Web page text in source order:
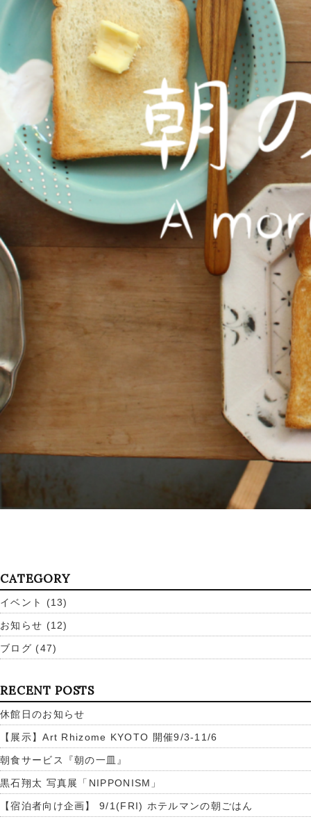
CATEGORY
イベント (13)
お知らせ (12)
ブログ (47)
RECENT POSTS
休館日のお知らせ
【展示】Art Rhizome KYOTO 開催9/3-11/6
朝食サービス『朝の一皿』
黒石翔太 写真展「NIPPONISM」
【宿泊者向け企画】 9/1(FRI) ホテルマンの朝ごはん